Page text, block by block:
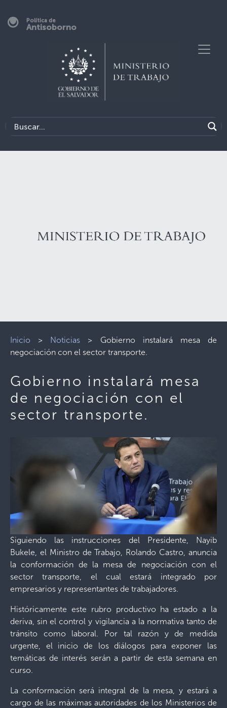
Política de
Antisoborno
Inicio > Noticias > Gobierno instalará mesa de
negociación con el sector transporte.
Gobierno instalará mesa
de negociación con el
sector transporte.
Siguiendo las instrucciones del Presidente, Nayib
Bukele, el Ministro de Trabajo, Rolando Castro, anuncia
la conformación de la mesa de negociación con el
sector transporte, el cual estará integrado por
empresarios y representantes de trabajadores.
Históricamente este rubro productivo ha estado a la
deriva, sin el control y vigilancia a la normativa tanto de
tránsito como laboral. Por tal razón y de medida
urgente, el inicio de los diálogos para exponer las
temáticas de interés serán a partir de esta semana en
curso.
La conformación será integral de la mesa, y estará a
cargo de las máximas autoridades de los Ministerios de